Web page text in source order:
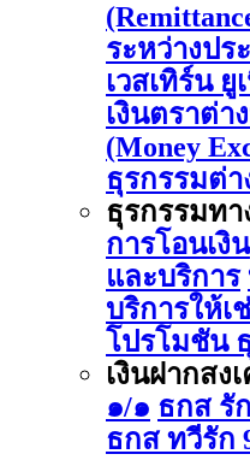
ระหว่างปร
เวสเทิร์น ยู
เงินตราต่า
(Money
ธุรกรรมต่า
ธุรกรรมทา
การโอนเงิน
และบริการ
บริการให้เ
โปรโมชัน
เงินฝากสง
๑/๑ ธกส รั
ธกส ทวีรัก